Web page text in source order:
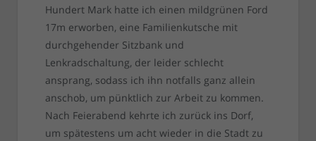
Hundert Mark hatte ich einen mildgrünen Ford
17m erworben, eine Familienkutsche mit
durchgehender Sitzbank und
Lenkradschaltung, der leider schlecht
ansprang, sodass ich ihn notfalls ganz allein
anschob, um pünktlich zur Arbeit zu kommen.
Nach Feierabend kehrte ich zurück ins Dorf,
um spätestens um acht wieder in die Stadt zu